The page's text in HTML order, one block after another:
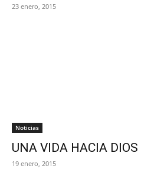
23 enero, 2015
Noticias
UNA VIDA HACIA DIOS
19 enero, 2015